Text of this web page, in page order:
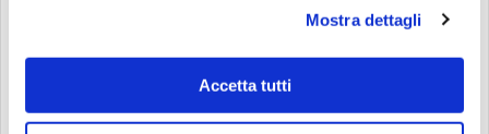
Mostra dettagli
Accetta tutti
Ik multimedia Ik multimedia